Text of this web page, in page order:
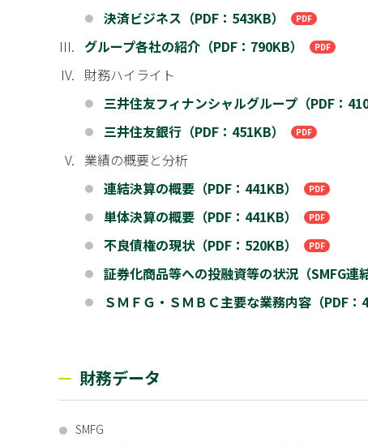
●
決済ビジネス（PDF：543KB）
グループ各社の紹介（PDF：790KB）
財務ハイライト
● 三井住友フィナンシャルグループ（PDF：
●
三井住友銀行（PDF：451KB）
業績の概要と分析
● 連結決算の概要（PDF：441KB）
● 単体決算の概要（PDF：441KB）
● 不良債権の現状（PDF：520KB）
● 証券化商品等への投融資等の状況（SMFG連
● ＳＭＦＧ・ＳＭＢＣ主要な業務内容（PDF：
財務データ
● SMFG